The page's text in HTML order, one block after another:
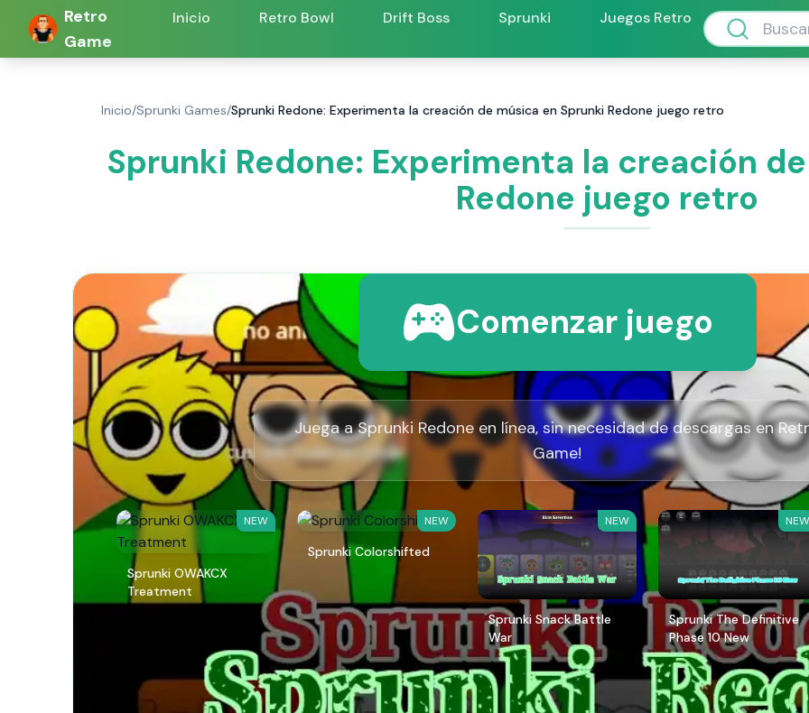
Retro
Game
Inicio Retro Bowl Drift Boss Sprunki Juegos Retro
Inicio/Sprunki Games/Sprunki Redone: Experimenta la creación de música en Sprunki Redone juego retro
Sprunki Redone: Experimenta la creación
Redone juego retro
Comenzar juego
Juega a Sprunki Redone en línea, sin necesidad de descargas en
Game!
NEW
Sprunki OWAKCX
Treatment
NEW
Sprunki Colorshifted
NEW
Sprunki Snack Battle
War
NEW
Sprunki The Definitive
Phase 10 New